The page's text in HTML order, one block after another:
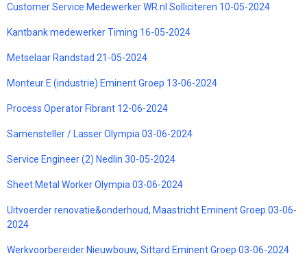
Customer Service Medewerker WR.nl Solliciteren 10-05-2024
Kantbank medewerker Timing 16-05-2024
Metselaar Randstad 21-05-2024
Monteur E (industrie) Eminent Groep 13-06-2024
Process Operator Fibrant 12-06-2024
Samensteller / Lasser Olympia 03-06-2024
Service Engineer (2) Nedlin 30-05-2024
Sheet Metal Worker Olympia 03-06-2024
Uitvoerder renovatie&onderhoud, Maastricht Eminent Groep 03-06-
2024
Werkvoorbereider Nieuwbouw, Sittard Eminent Groep 03-06-2024